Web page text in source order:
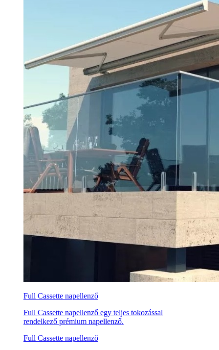
Full Cassette napellenző
Full Cassette napellenző egy teljes tokozással
rendelkező prémium napellenző.
Full Cassette napellenző